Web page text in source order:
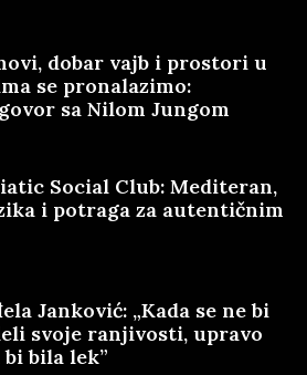
dobar vajb i prostori u
se pronalazimo:
sa Nilom Jungom
Social Club: Mediteran,
i potraga za autentičnim
Janković: „Kada se ne bi
svoje ranjivosti, upravo
bi bila lek”